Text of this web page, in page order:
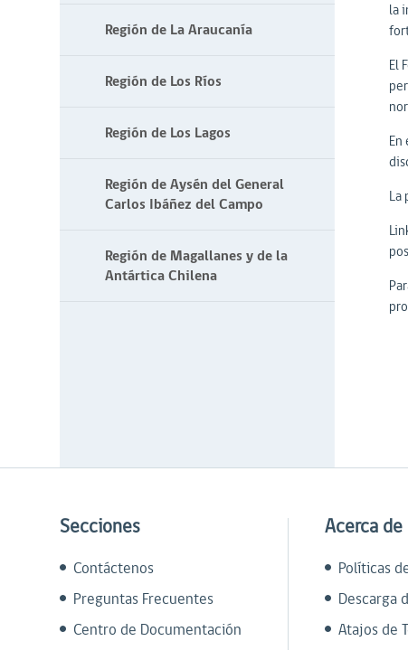
Región de La Araucanía
Región de Los Ríos
Región de Los Lagos
Región de Aysén del General
Carlos Ibáñez del Campo
Región de Magallanes y de la
Antártica Chilena
la
El
La
Secciones
Contáctenos
Preguntas Frecuentes
Centro de Documentación
Acerca de
Políticas
Descarga
Atajos de